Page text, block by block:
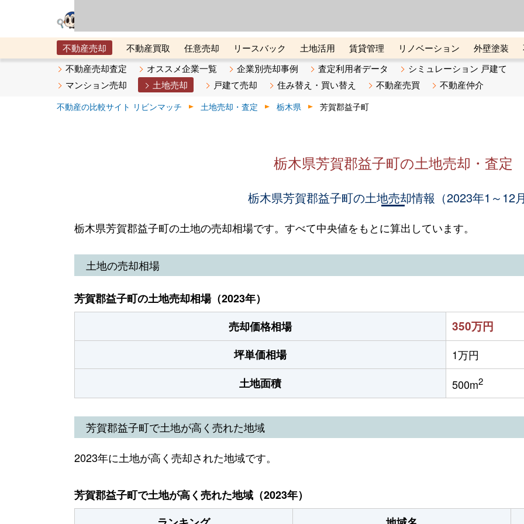
不動産売却 不動産買取 任意売却 リースバック 土地活用 賃貸管理 リノベーション 外壁塗装
メタ住宅展示場
ベスト不動産カンパニー オンライン講座 リビンマガジンBiz 不動産売却ご相談デスク
不動産売却査定 オススメ企業一覧 企業別売却事例 査定利用者データ
シミュレーション 戸建て
マンション売却
土地売却 戸建て売却 住み替え・買い替え 不動産売買 不動産仲介
不動産の比較サイト リビンマッチ 土地売却・査定 栃木県 芳賀郡益子町
栃木県芳賀郡益子町の土地売却・査定
栃木県芳賀郡益子町の土地売却情報（2023年1～12
栃木県芳賀郡益子町の土地の売却相場です。すべて中央値をもとに算出しています。
土地の売却相場
芳賀郡益子町の土地売却相場（2023年）
売却価格相場
350万円
坪単価相場
1万円
土地面積
500m2
芳賀郡益子町で土地が高く売れた地域
2023年に土地が高く売却された地域です。
芳賀郡益子町で土地が高く売れた地域（2023年）